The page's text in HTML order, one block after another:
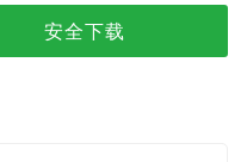
安全下载